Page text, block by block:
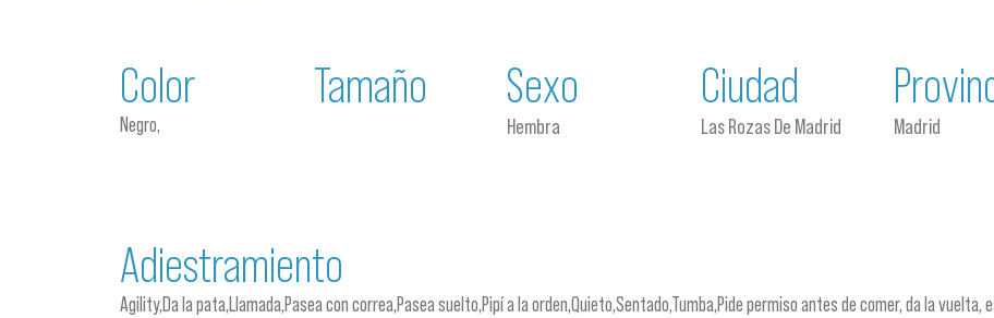
Color
Negro,
Tamaño Sexo
Hembra
Ciudad
Las Rozas De Madrid Madrid
Adiestramiento
Agility,Da la pata,Llamada,Pasea con correa,Pasea suelto,Pipí a la orden,Quieto,Sentado,Tumba,Pide permiso antes de comer, da la vuelta,